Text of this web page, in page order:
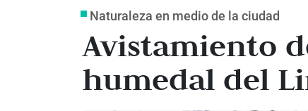
Naturaleza en medio de la ciudad
Avistamiento
humedal del